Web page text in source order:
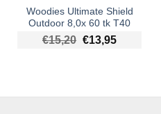
Woodies Ultimate Shield
Outdoor 8,0x 60 tk T40
€15,20 Oorspronkelijke
€13,95Huidige